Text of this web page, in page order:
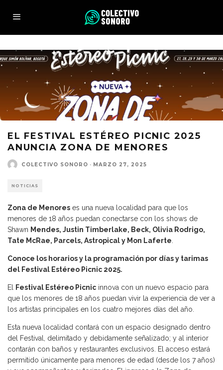
EL FESTIVAL ESTÉREO PICNIC 2025
ANUNCIA ZONA DE MENORES
COLECTIVO SONORO · MARZO 27, 2025
NOTICIAS
Zona de Menores es una nueva localidad para que los
menores de 18 años puedan conectarse con los shows de
Shawn Mendes, Justin Timberlake, Beck, Olivia Rodrigo,
Tate McRae, Parcels, Astropical y Mon Laferte
Conoce los horarios y la programación por días y tarimas
del Festival Estéreo Picnic 2025.
El Festival Estéreo Picnic innova con un nuevo espacio para
que los menores de 18 años puedan vivir la experiencia de ver a
los artistas principales en los cuatro mejores días del año.
Esta nueva localidad contará con un espacio designado dentro
del Festival, delimitado y debidamente señalizado; y al interior
contarán con baños y restaurantes exclusivos. El acceso estará
permitido únicamente para menores de edad (desde los 7 años)